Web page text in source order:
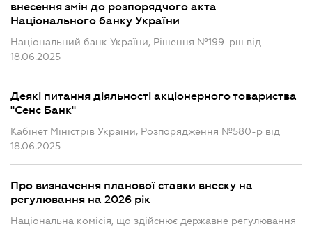
внесення змін до розпорядчого акта
Національного банку України
Національний банк України, Рішення №199-рш від
18.06.2025
Деякі питання діяльності акціонерного товариства
"Сенс Банк"
Кабінет Міністрів України, Розпорядження №580-р від
18.06.2025
Про визначення планової ставки внеску на
регулювання на 2026 рік
Національна комісія, що здійснює державне регулювання